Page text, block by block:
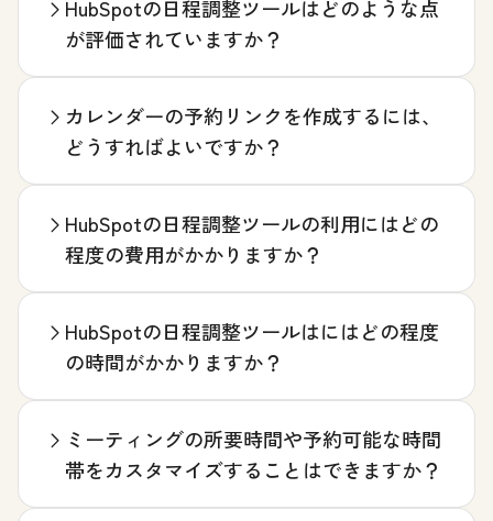
HubSpotの日程調整ツールはどのような点
が評価されていますか？
カレンダーの予約リンクを作成するには、
どうすればよいですか？
HubSpotの日程調整ツールの利用にはどの
程度の費用がかかりますか？
HubSpotの日程調整ツールはにはどの程度
の時間がかかりますか？
ミーティングの所要時間や予約可能な時間
帯をカスタマイズすることはできますか？